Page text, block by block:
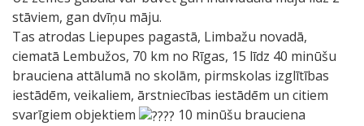
stāviem, gan dvīņu māju.
Tas atrodas Liepupes pagastā, Limbažu novadā,
ciematā Lembužos, 70 km no Rīgas, 15 līdz 40 minūšu
brauciena attālumā no skolām, pirmskolas izglītības
iestādēm, veikaliem, ārstniecības iestādēm un citiem
svarīgiem objektiem
10 minūšu brauciena